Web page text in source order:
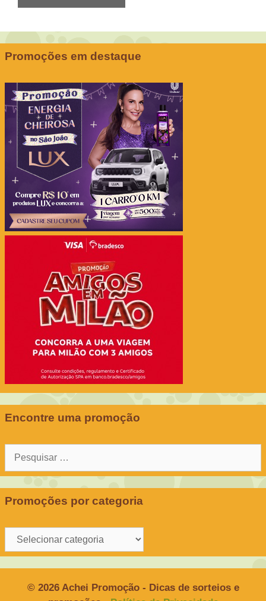
Promoções em destaque
Encontre uma promoção
Promoções por categoria
Promoções
por
© 2026 Achei Promoção - Dicas de sorteios e